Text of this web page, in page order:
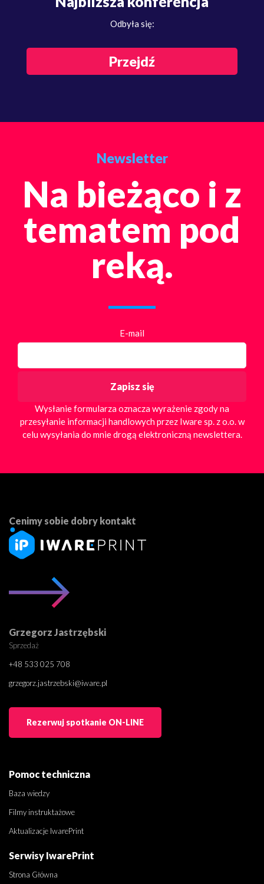
Odbyła się:
Przejdź
Newsletter
Na bieżąco i z
tematem pod
reką.
E-mail
Wysłanie formularza oznacza wyrażenie zgody na
przesyłanie informacji handlowych przez Iware sp. z o.o. w
celu wysyłania do mnie drogą elektroniczną newslettera.
Cenimy sobie dobry kontakt
Grzegorz Jastrzębski
Sprzedaż
+48 533 025 708
grzegorz.jastrzebski@iware.pl
Rezerwuj spotkanie ON-LINE
Pomoc techniczna
Baza wiedzy
Filmy instruktażowe
Aktualizacje IwarePrint
Serwisy IwarePrint
Strona Główna